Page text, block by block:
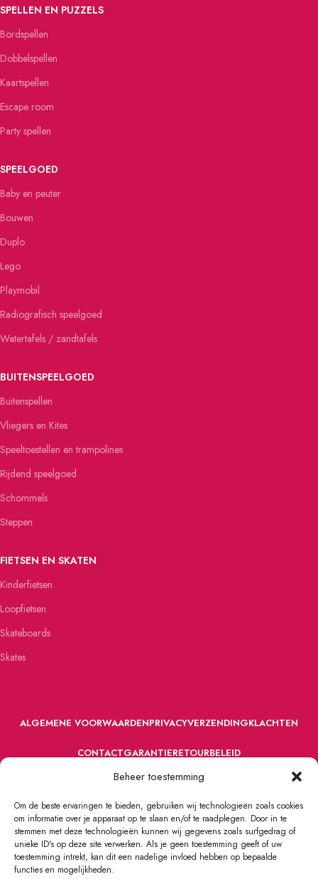
Beheer toestemming
Om de beste ervaringen te bieden, gebruiken wij technologieën zoals cookies
om informatie over je apparaat op te slaan en/of te raadplegen. Door in te
stemmen met deze technologieën kunnen wij gegevens zoals surfgedrag of
unieke ID's op deze site verwerken. Als je geen toestemming geeft of uw
toestemming intrekt, kan dit een nadelige invloed hebben op bepaalde
functies en mogelijkheden.
SPELLEN EN PUZZELS
Bordspellen
Dobbelspellen
Kaartspellen
Escape room
Party spellen
SPEELGOED
Baby en peuter
Bouwen
Duplo
Lego
Playmobil
Radiografisch speelgoed
Watertafels / zandtafels
BUITENSPEELGOED
Buitenspellen
Vliegers en Kites
Speeltoestellen en trampolines
Rijdend speelgoed
Schommels
Steppen
FIETSEN EN SKATEN
Kinderfietsen
Loopfietsen
Skateboards
Skates
ALGEMENE VOORWAARDENPRIVACYVERZENDINGKLACHTEN
CONTACTGARANTIERETOURBELEID
VOORDEFUN.NL 2022 Powered by Handelsonderneming MELS.